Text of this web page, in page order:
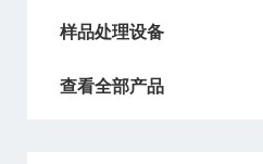
样品处理设备
查看全部产品